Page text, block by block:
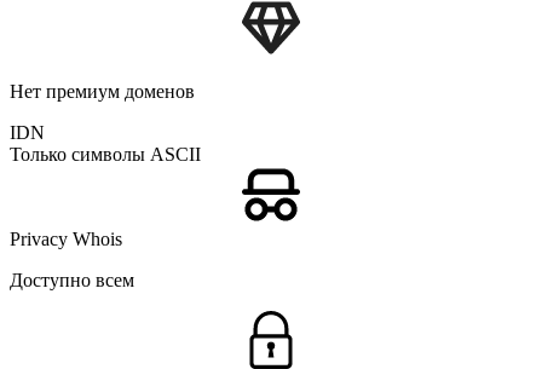
Нет премиум доменов
IDN
Только символы ASCII
Privacy Whois
Доступно всем